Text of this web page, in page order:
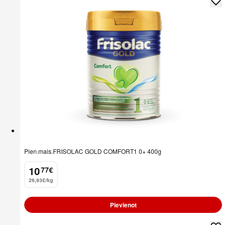
Pien.mais.FRISOLAC GOLD COMFORT1 0+ 400g
10
. 77€
26,93€/kg
Pievienot